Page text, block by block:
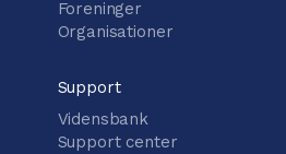
Foreninger
Organisationer
Support
Vidensbank
Support center